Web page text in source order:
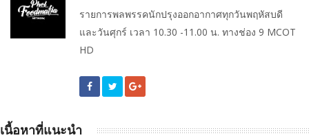
รายการพลพรรคนักปรุงออกอากาศทุกวันพฤหัสบดี
และวันศุกร์ เวลา 10.30 -11.00 น. ทางช่อง 9 MCOT
HD
เนื้อหาที่แนะนำ